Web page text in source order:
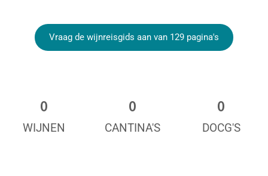
Vraag de wijnreisgids aan van 129 pagina's
WIJNEN
0
CANTINA'S
0
DOCG'S
0